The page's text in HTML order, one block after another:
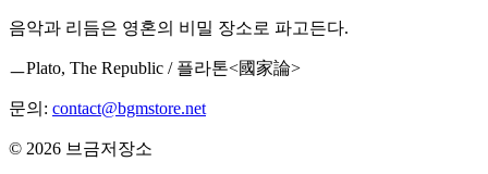
음악과 리듬은 영혼의 비밀 장소로 파고든다.
ㅡPlato, The Republic / 플라톤<國家論>
문의: contact@bgmstore.net
© 2026 브금저장소